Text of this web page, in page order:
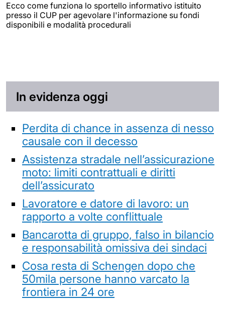
Ecco come funziona lo sportello informativo istituito
presso il CUP per agevolare l'informazione su fondi
disponibili e modalità procedurali
In evidenza oggi
Perdita di chance in assenza di nesso
causale con il decesso
Assistenza stradale nell’assicurazione
moto: limiti contrattuali e diritti
dell’assicurato
Lavoratore e datore di lavoro: un
rapporto a volte conflittuale
Bancarotta di gruppo, falso in bilancio
e responsabilità omissiva dei sindaci
Cosa resta di Schengen dopo che
50mila persone hanno varcato la
frontiera in 24 ore